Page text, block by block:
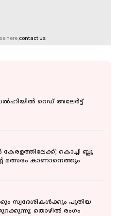
here,contact us
റെഡ് അലേര്‍ട്ട്
കേരളത്തിലേക്ക്; കൊച്ചി ബ്ലൂ
മത്സരം കാണാനെത്തും
സ്വദേശികൾക്കും പുതിയ
തൊഴിൽ രംഗം